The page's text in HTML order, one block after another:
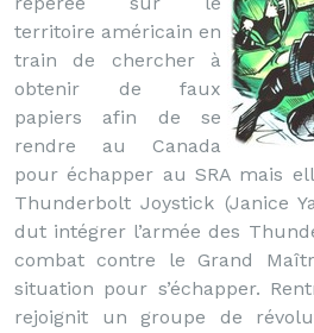
territoire américain en
train de chercher à
obtenir de faux
papiers afin de se
rendre au Canada
pour échapper au SRA mais
Thunderbolt Joystick (Janice
dut intégrer l’armée des
combat contre le Grand
situation pour s’échapper.
rejoignit un groupe de